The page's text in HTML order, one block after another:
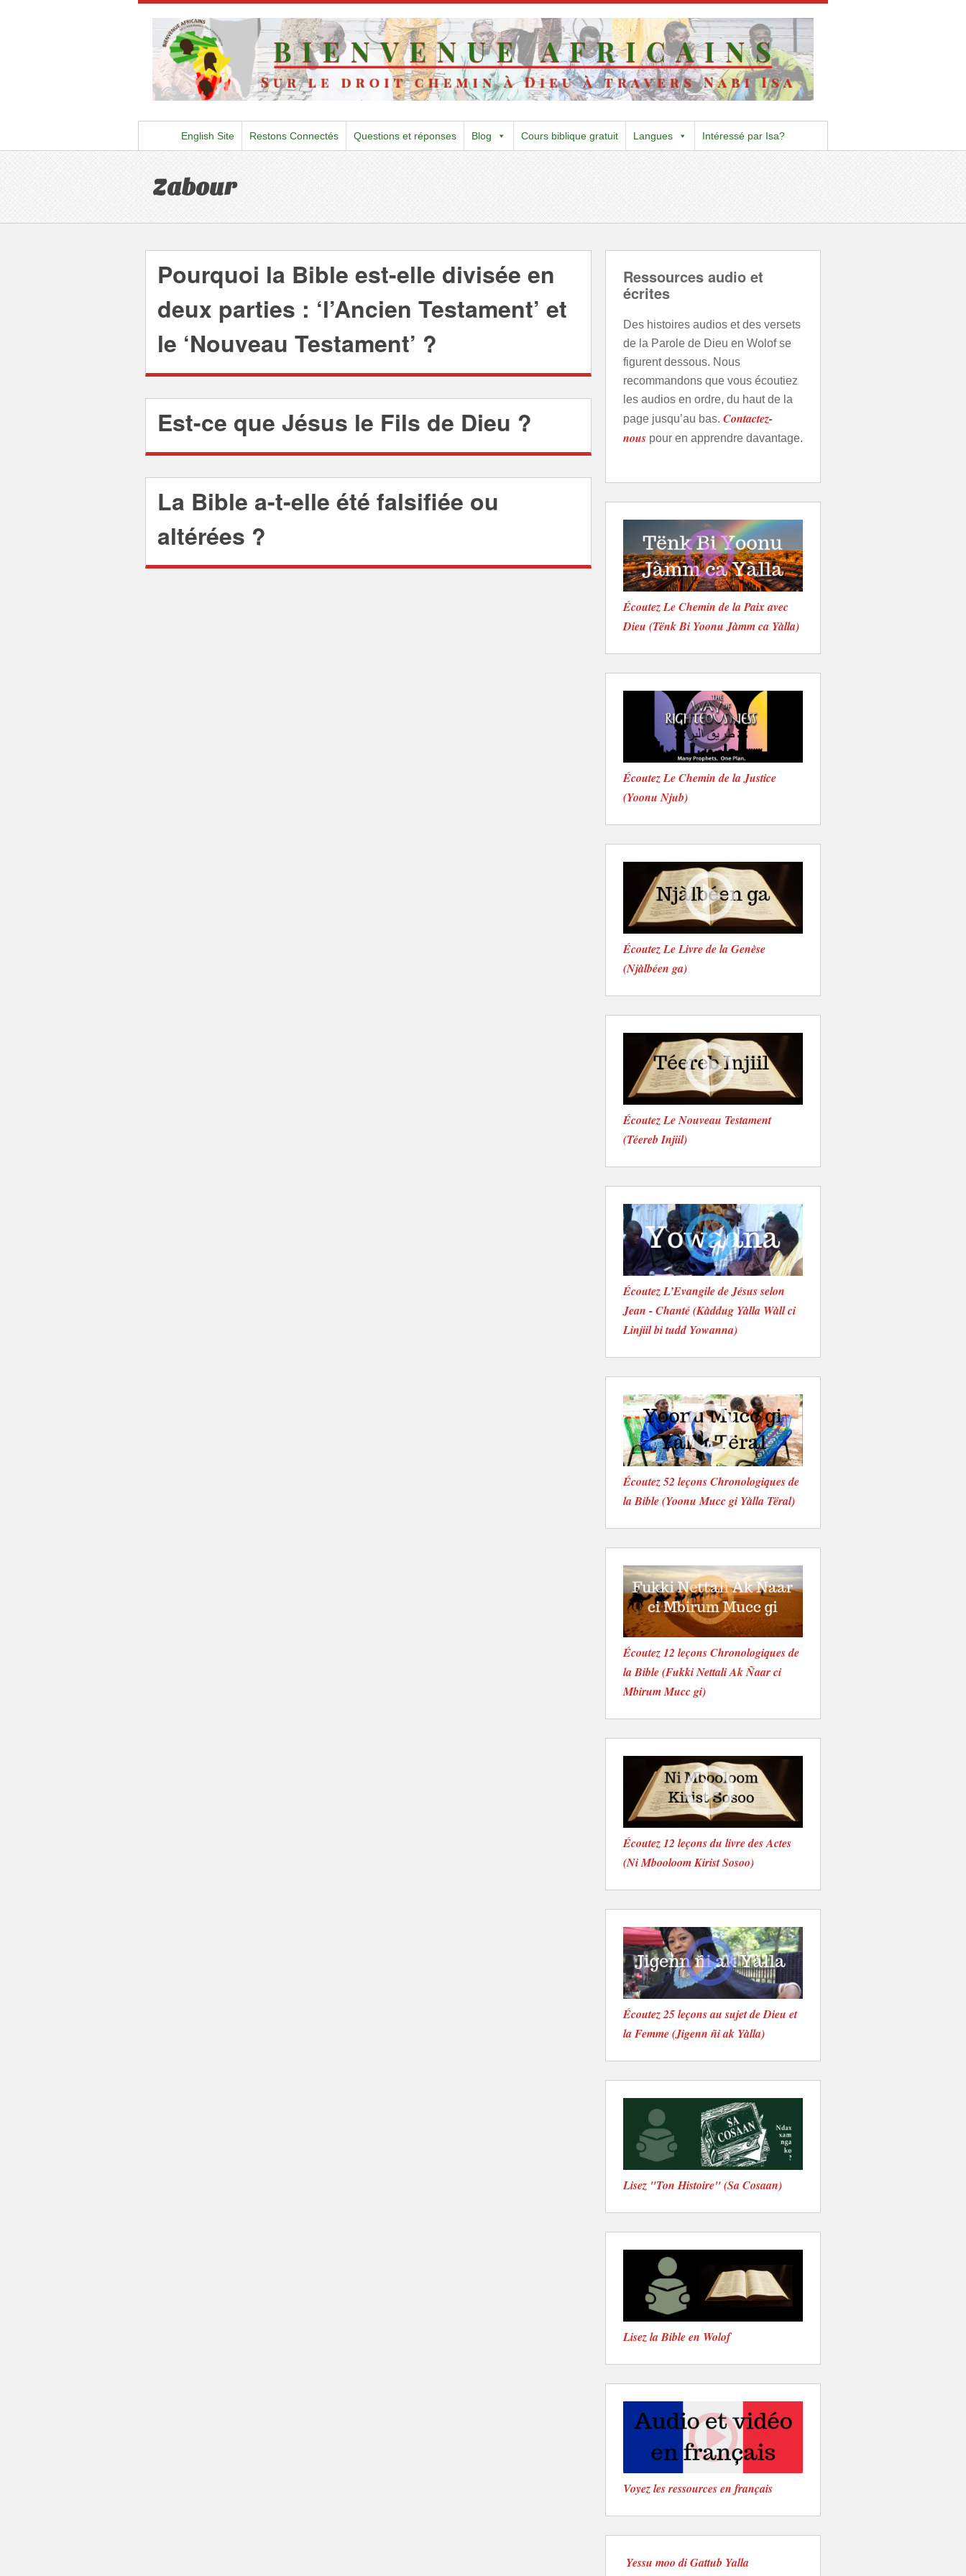
English Site Restons Connectés Questions et réponses Blog Cours biblique gratuit Langues Intéressé par Isa?
Zabour
Pourquoi la Bible est-elle divisée en
deux parties : ‘l’Ancien Testament’ et
le ‘Nouveau Testament’ ?
Est-ce que Jésus le Fils de Dieu ?
La Bible a-t-elle été falsifiée ou
altérées ?
Ressources audio et
écrites
Des histoires audios et des versets
de la Parole de Dieu en Wolof se
figurent dessous. Nous
recommandons que vous écoutiez
les audios en ordre, du haut de la
page jusqu’au bas.Contactez-
nous pour en apprendre davantage.
Écoutez Le Chemin de la Paix avec
Dieu (Tënk Bi Yoonu Jàmm ca Yàlla)
Écoutez Le Chemin de la Justice
(Yoonu Njub)
Écoutez Le Livre de la Genèse
(Njàlbéen ga)
Écoutez Le Nouveau Testament
(Téereb Injiil)
Écoutez L’Evangile de Jésus selon
Jean - Chanté (Kàddug Yàlla Wàll ci
Linjiil bi tudd Yowanna)
Écoutez 52 leçons Chronologiques de
la Bible (Yoonu Mucc gi Yàlla Tëral)
Écoutez 12 leçons Chronologiques de
la Bible (Fukki Nettali Ak Ñaar ci
Mbirum Mucc gi)
Écoutez 12 leçons du livre des Actes
(Ni Mbooloom Kirist Sosoo)
Écoutez 25 leçons au sujet de Dieu et
la Femme (Jigenn ñi ak Yàlla)
Lisez "Ton Histoire" (Sa Cosaan)
Lisez la Bible en Wolof
Voyez les ressources en français
Yessu moo di Gattub Yalla